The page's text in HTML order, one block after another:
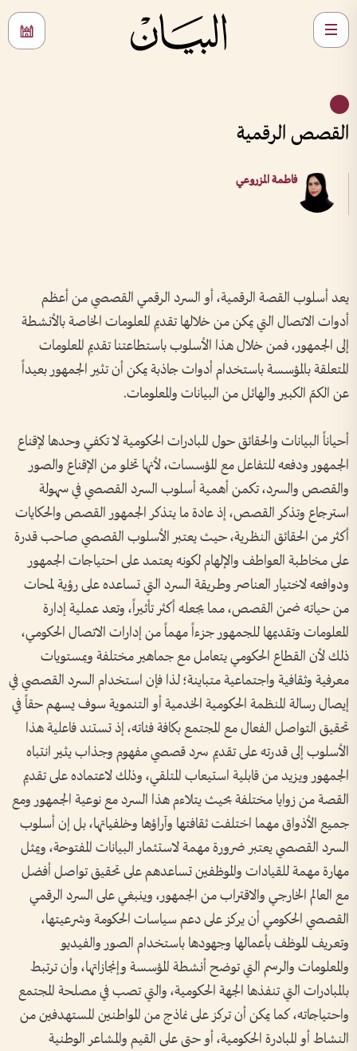
القصص الرقمية
فاطمة المزروعي
يعد أسلوب القصة الرقمية، أو السرد الرقمي القصصي من أعظم
أدوات الاتصال التي يمكن من خلالها تقديم المعلومات الخاصة بالأنشطة
إلى الجمهور، فمن خلال هذا الأسلوب باستطاعتنا تقديم المعلومات
المتعلقة بالمؤسسة باستخدام أدوات جاذبة يمكن أن تثير الجمهور بعيداً
عن الكمّ الكبير والهائل من البيانات والمعلومات.
‎أحياناً البيانات والحقائق حول المبادرات الحكومية لا تكفي وحدها لإقناع
الجمهور ودفعه للتفاعل مع المؤسسات، لأنها تخلو من الإقناع والصور
والقصص والسرد، تكمن أهمية أسلوب السرد القصصي في سهولة
استرجاع وتذكر القصص، إذ عادة ما يتذكر الجمهور القصص والحكايات
أكثر من الحقائق النظرية، حيث يعتبر الأسلوب القصصي صاحب قدرة
على مخاطبة العواطف والإلهام لكونه يعتمد على احتياجات الجمهور
ودوافعه لاختيار العناصر وطريقة السرد التي تساعده على رؤية لمحات
من حياته ضمن القصص، مما يجعله أكثر تأثيراً، وتعد عملية إدارة
المعلومات وتقديمها للجمهور جزءاً مهماً من إدارات الاتصال الحكومي،
ذلك لأن القطاع الحكومي يتعامل مع جماهير مختلفة وبمستويات
معرفية وثقافية واجتماعية متباينة؛ لذا فإن استخدام السرد القصصي في
إيصال رسالة المنظمة الحكومية الخدمية أو التنموية سوف يسهم حقاً في
تحقيق التواصل الفعال مع المجتمع بكافة فئاته، إذ تستند فاعلية هذا
الأسلوب إلى قدرته على تقديم سرد قصصي مفهوم وجذاب يثير انتباه
الجمهور ويزيد من قابلية استيعاب المتلقي، وذلك لاعتماده على تقديم
القصة من زوايا مختلفة بحيث يتلاءم هذا السرد مع نوعية الجمهور ومع
جميع الأذواق مهما اختلفت ثقافتها وآراؤها وخلفياتها، بل إن أسلوب
السرد القصصي يعتبر ضرورة مهمة لاستثمار البيانات المفتوحة، ويمثل
مهارة مهمة للقيادات والموظفين تساعدهم على تحقيق تواصل أفضل
مع العالم الخارجي والاقتراب من الجمهور، وينبغي على السرد الرقمي
القصصي الحكومي أن يركز على دعم سياسات الحكومة وشرعيتها،
وتعريف الموظف بأعمالها وجهودها باستخدام الصور والفيديو
والمعلومات والرسم التي توضح أنشطة المؤسسة وإنجازاتها، وأن ترتبط
بالمبادرات التي تنفذها الجهة الحكومية، والتي تصب في مصلحة المجتمع
واحتياجاته، كما يمكن أن تركز على نماذج من المواطنين المستهدفين من
النشاط أو المبادرة الحكومية، أو حتى على القيم والمشاعر الوطنية